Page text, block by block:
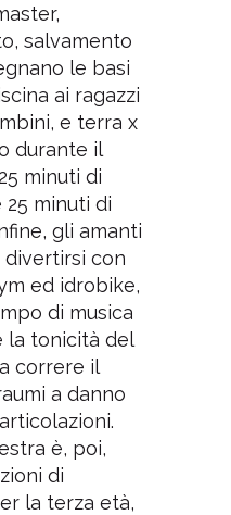
salvamento
le basi
ai ragazzi
e terra x
durante il
minuti di
minuti di
gli amanti
con
ed idrobike,
di musica
la tonicità del
correre il
a danno
è, poi,
di
la terza età,